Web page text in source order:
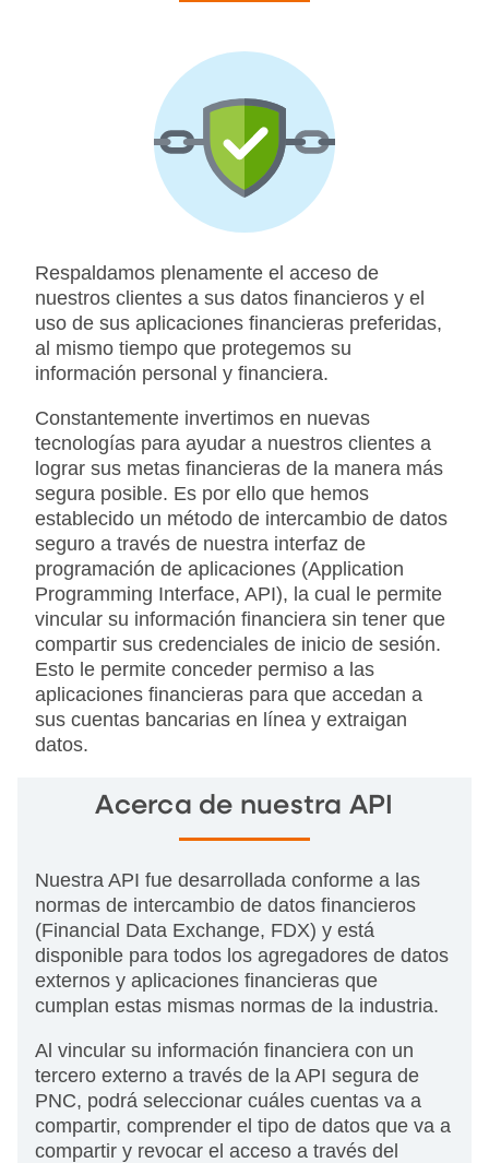
Respaldamos plenamente el acceso de
nuestros clientes a sus datos financieros y el
uso de sus aplicaciones financieras preferidas,
al mismo tiempo que protegemos su
información personal y financiera.
Constantemente invertimos en nuevas
tecnologías para ayudar a nuestros clientes a
lograr sus metas financieras de la manera más
segura posible. Es por ello que hemos
establecido un método de intercambio de datos
seguro a través de nuestra interfaz de
programación de aplicaciones (Application
Programming Interface, API), la cual le permite
vincular su información financiera sin tener que
compartir sus credenciales de inicio de sesión.
Esto le permite conceder permiso a las
aplicaciones financieras para que accedan a
sus cuentas bancarias en línea y extraigan
datos.
Acerca de nuestra API
Nuestra API fue desarrollada conforme a las
normas de intercambio de datos financieros
(Financial Data Exchange, FDX) y está
disponible para todos los agregadores de datos
externos y aplicaciones financieras que
cumplan estas mismas normas de la industria.
Al vincular su información financiera con un
tercero externo a través de la API segura de
PNC, podrá seleccionar cuáles cuentas va a
compartir, comprender el tipo de datos que va a
compartir y revocar el acceso a través del